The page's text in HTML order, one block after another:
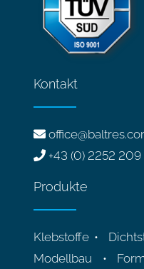
Kontakt
+43 (0) 2252
Produkte
Klebstoffe •
Modellbau •